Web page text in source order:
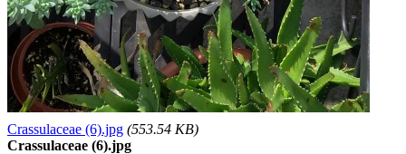
Crassulaceae (6).jpg (553.54 KB)
Crassulaceae (6).jpg